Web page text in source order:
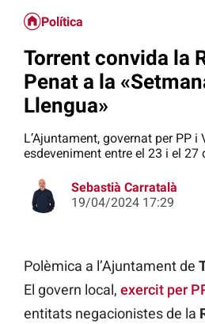
Política
Torrent convida la
Penat a la
Llengua»
L’Ajuntament, governat per PP
esdeveniment entre el 23 i el 27
Sebastià Carratalà
19/04/2024 17:29
Polèmica a l’Ajuntament de
El govern local, exercit per
entitats negacionistes de la